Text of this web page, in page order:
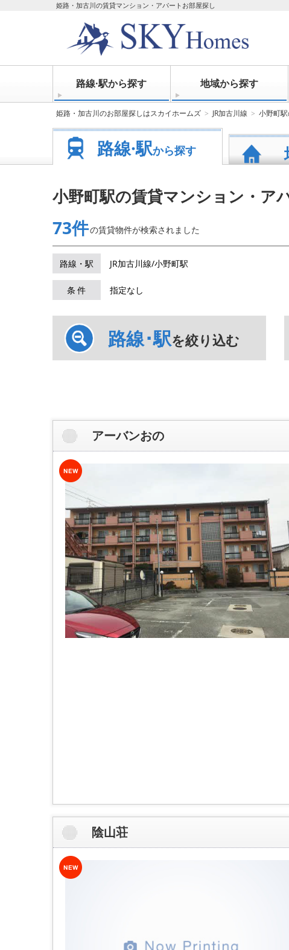
姫路・加古川の賃貸マンション・アパートお部屋探し
路線·駅から探す 地域から探す
姫路・加古川のお部屋探しはスカイホームズ JR加古川線 小野町
路線·駅から探す
小野町駅の賃貸マンション・ア
73件の賃貸物件が検索されました
路線・駅 JR加古川線/小野町駅
条 件 指定なし
路線･駅を絞り込む
アーバンおの
陰山荘